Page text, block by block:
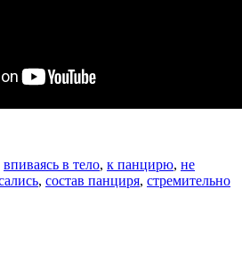
впиваясь в тело, к панцирю, не
, состав панциря, стремительно